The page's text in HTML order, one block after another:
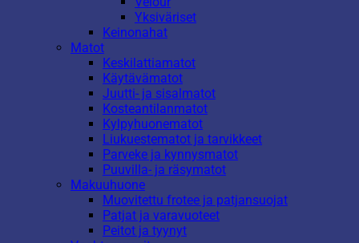
Yksiväriset
Keinonahat
Matot
Keskilattiamatot
Käytävämatot
Juutti- ja sisalmatot
Kosteantilanmatot
Kylpyhuonematot
Liukuestematot ja tarvikkeet
Parveke ja kynnysmatot
Puuvilla- ja räsymatot
Makuuhuone
Muovitettu frotee ja patjansuojat
Patjat ja varavuoteet
Peitot ja tyynyt